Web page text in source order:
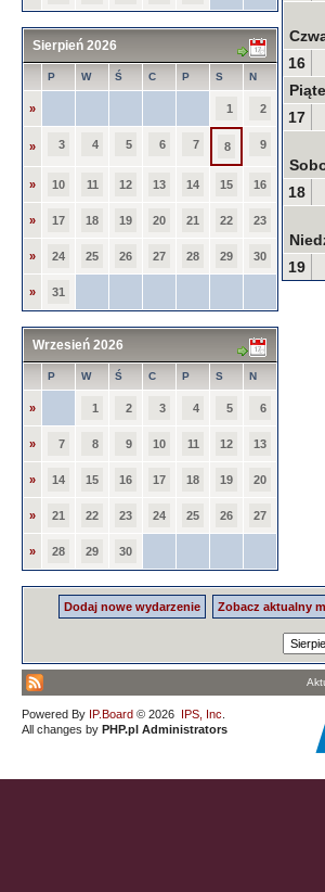
Sierpień 2026
P W Ś C P S N
» 1 2
» 3 4 5 6 7 8 9
» 10 11 12 13 14 15 16
» 17 18 19 20 21 22 23
» 24 25 26 27 28 29 30
» 31
Wrzesień 2026
P W Ś C P S N
» 1 2 3 4 5 6
» 7 8 9 10 11 12 13
» 14 15 16 17 18 19 20
» 21 22 23 24 25 26 27
» 28 29 30
16
17
18
19
Dodaj nowe wydarzenie Zobacz aktualny
Powered By IP.Board © 2026 IPS, Inc
All changes by PHP.pl Administrators